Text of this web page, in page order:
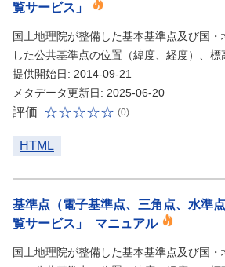
覧サービス」
国土地理院が整備した基本基準点及び国
した公共基準点の位置（緯度、経度）、標
提供開始日: 2014-09-21
メタデータ更新日: 2025-06-20
評価 (0)
HTML
基準点（電子基準点、三角点、水準
覧サービス」_マニュアル
国土地理院が整備した基本基準点及び国